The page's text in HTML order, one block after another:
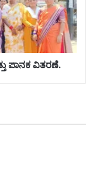
ಪಾನಕ ವಿತರಣೆ.